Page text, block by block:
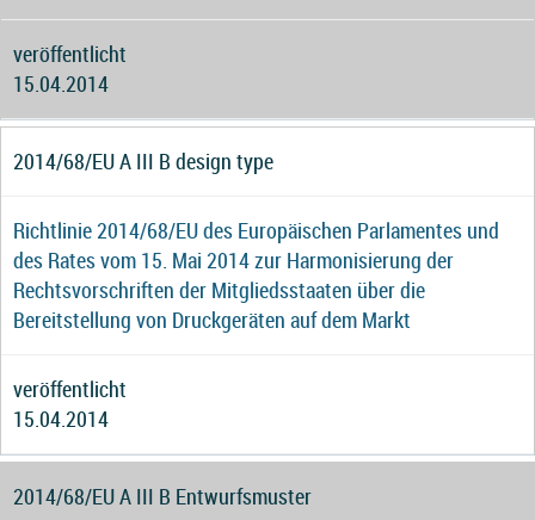
veröffentlicht
15.04.2014
2014/68/EU A III B design type
Richtlinie 2014/68/EU des Europäischen Parlamentes und
des Rates vom 15. Mai 2014 zur Harmonisierung der
Rechtsvorschriften der Mitgliedsstaaten über die
Bereitstellung von Druckgeräten auf dem Markt
veröffentlicht
15.04.2014
2014/68/EU A III B Entwurfsmuster